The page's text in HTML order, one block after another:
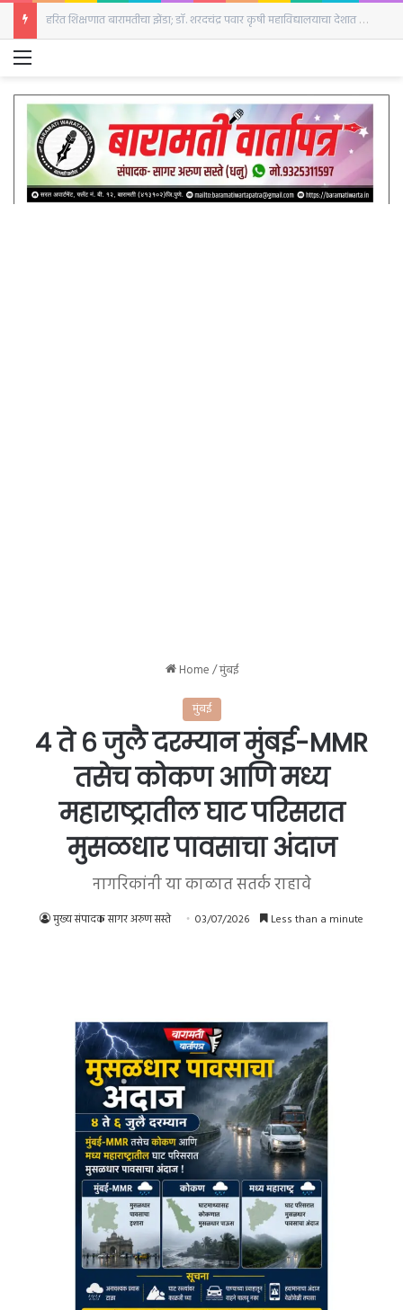
बारामतीत रविवारी क्रांती दिनानिमित्त हुतात्मा स्तंभाला अभिवादन
Menu
Home/मुंबई
मुंबई
४ ते ६ जुलै दरम्यान मुंबई-MMR
तसेच कोकण आणि मध्य
महाराष्ट्रातील घाट परिसरात
मुसळधार पावसाचा अंदाज
नागरिकांनी या काळात सतर्क राहावे
मुख्य संपादक सागर अरुण सस्ते 03/07/2026 Less than a minute